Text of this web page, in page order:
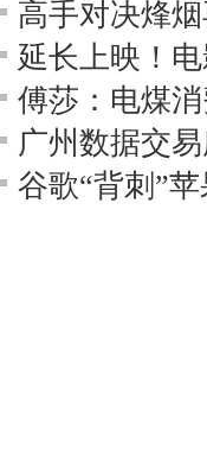
傅莎：电煤
谷歌“背刺”苹